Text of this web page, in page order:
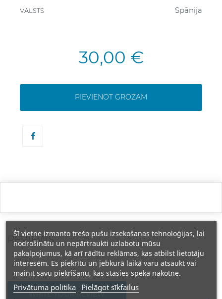
VALSTS Spānija
30,00 €
PIEVIENOT GROZAM
REVIEWS
WRITE YOUR REVIEW
Šī vietne izmanto trešo pušu izsekošanas tehnoloģijas, lai
nodrošinātu un nepārtraukti uzlabotu mūsu
pakalpojumus, kā arī rādītu reklāmas, kas atbilst lietotāju
interesēm. Es piekrītu un jebkurā laikā varu atsaukt vai
mainīt savu piekrišanu, kas stāsies spēkā nākotnē.
Privātuma politika Pielāgot sīkfailus